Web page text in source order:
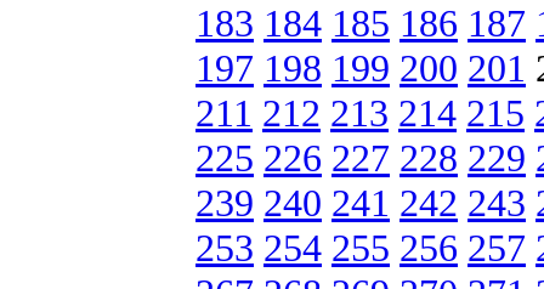
183 184 185 186 187
197 198 199 200 201
211 212 213 214 215
225 226 227 228 229
239 240 241 242 243
253 254 255 256 257